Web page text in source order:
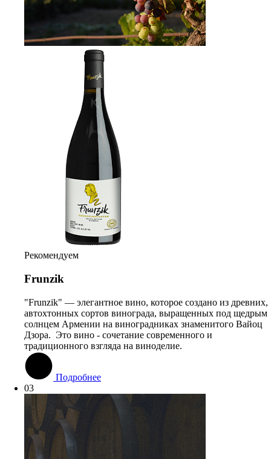
Рекомендуем
Frunzik
"Frunzik" — элегантное вино, которое создано из древних,
автохтонных сортов винограда, выращенных под щедрым
солнцем Армении на виноградниках знаменитого Вайоц
Дзора. Это вино - сочетание современного и
традиционного взгляда на виноделие.
Подробнее
03